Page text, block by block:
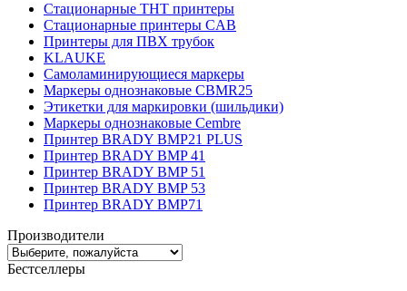
Стационарные THT принтеры
Стационарные принтеры CAB
Принтеры для ПВХ трубок
KLAUKE
Самоламинирующиеся маркеры
Маркеры однознаковые CBMR25
Этикетки для маркировки (шильдики)
Маркеры однознаковые Cembre
Принтер BRADY BMP21 PLUS
Принтер BRADY BMP 41
Принтер BRADY BMP 51
Принтер BRADY BMP 53
Принтер BRADY BMP71
Производители
Бестселлеры